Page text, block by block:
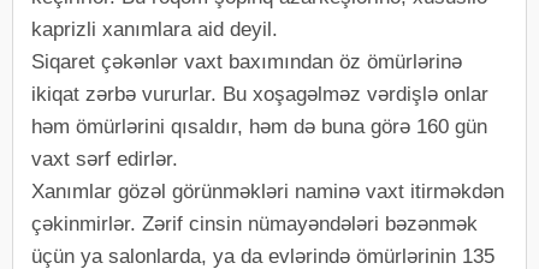
kaprizli xanımlara aid deyil.
Siqaret çəkənlər vaxt baxımından öz ömürlərinə
ikiqat zərbə vururlar. Bu xoşagəlməz vərdişlə onlar
həm ömürlərini qısaldır, həm də buna görə 160 gün
vaxt sərf edirlər.
Xanımlar gözəl görünməkləri naminə vaxt itirməkdən
çəkinmirlər. Zərif cinsin nümayəndələri bəzənmək
üçün ya salonlarda, ya da evlərində ömürlərinin 135